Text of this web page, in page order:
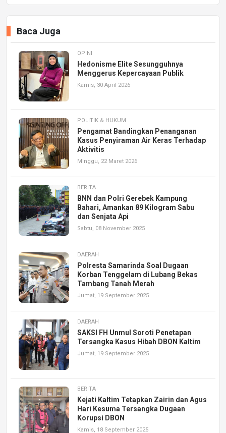
Baca Juga
OPINI
Hedonisme Elite Sesungguhnya
Menggerus Kepercayaan Publik
Kamis, 30 April 2026
POLITIK & HUKUM
Pengamat Bandingkan Penanganan
Kasus Penyiraman Air Keras Terhadap
Aktivitis
Minggu, 22 Maret 2026
BERITA
BNN dan Polri Gerebek Kampung
Bahari, Amankan 89 Kilogram Sabu
dan Senjata Api
Sabtu, 08 November 2025
DAERAH
Polresta Samarinda Soal Dugaan
Korban Tenggelam di Lubang Bekas
Tambang Tanah Merah
Jumat, 19 September 2025
DAERAH
SAKSI FH Unmul Soroti Penetapan
Tersangka Kasus Hibah DBON Kaltim
Jumat, 19 September 2025
BERITA
Kejati Kaltim Tetapkan Zairin dan Agus
Hari Kesuma Tersangka Dugaan
Korupsi DBON
Kamis, 18 September 2025